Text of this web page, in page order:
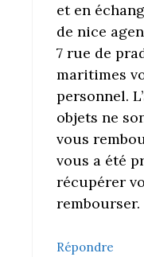
et en
de nice
7 rue de
maritimes
personnel.
objets ne
vous
vous a été
récupérer
rembourser.
Répondre